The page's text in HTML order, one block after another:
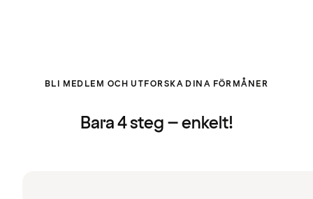
BLI MEDLEM OCH UTFORSKA DINA FÖRMÅNER
Bara 4 steg – enkelt!